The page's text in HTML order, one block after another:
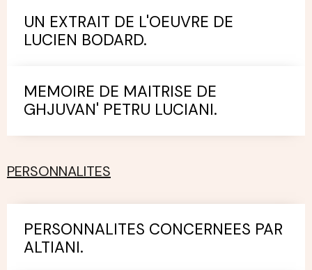
UN EXTRAIT DE L'OEUVRE DE
LUCIEN BODARD.
MEMOIRE DE MAITRISE DE
GHJUVAN' PETRU LUCIANI.
PERSONNALITES
PERSONNALITES CONCERNEES PAR
ALTIANI.